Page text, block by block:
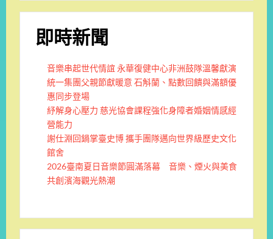
即時新聞
音樂串起世代情誼 永華復健中心非洲鼓隊溫馨獻演
統一集團父親節獻暖意 石斛蘭、點數回饋與滿額優
惠同步登場
紓解身心壓力 慈光協會課程強化身障者婚姻情感經
營能力
謝仕淵回鍋掌臺史博 攜手團隊邁向世界級歷史文化
館舍
2026臺南夏日音樂節圓滿落幕 音樂、煙火與美食
共創濱海觀光熱潮